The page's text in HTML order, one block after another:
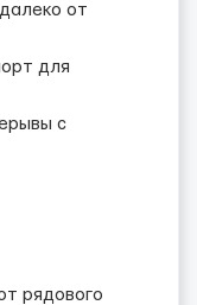
от
для
с
рядового